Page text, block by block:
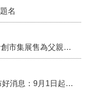
名
3對3戰鬥陀螺團體賽決戰銅鑼灣 青創市集展售為父親節增添繽紛
苗栗親子館暨托嬰中心揭牌 縣長宣布好消息：9月1日起調降臨時托嬰費用